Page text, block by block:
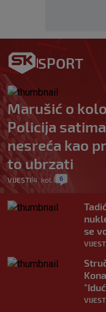
SPORT
Marušić o
Policija
nesreća kao
to ubrzati
VIJESTI 4. kol. 6
se